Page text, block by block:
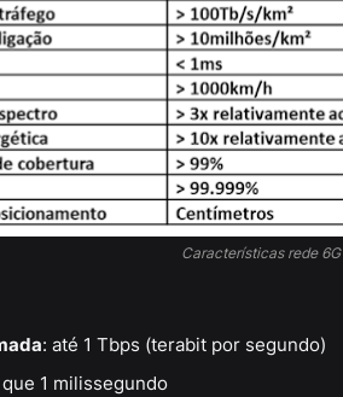
Características rede 6G
: até 1 Tbps (terabit por segundo)
1 milissegundo